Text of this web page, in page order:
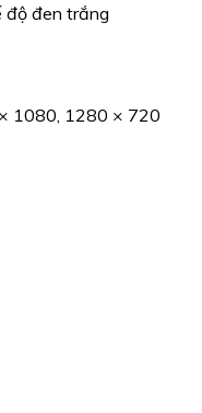
độ đen trắng
1080, 1280 × 720